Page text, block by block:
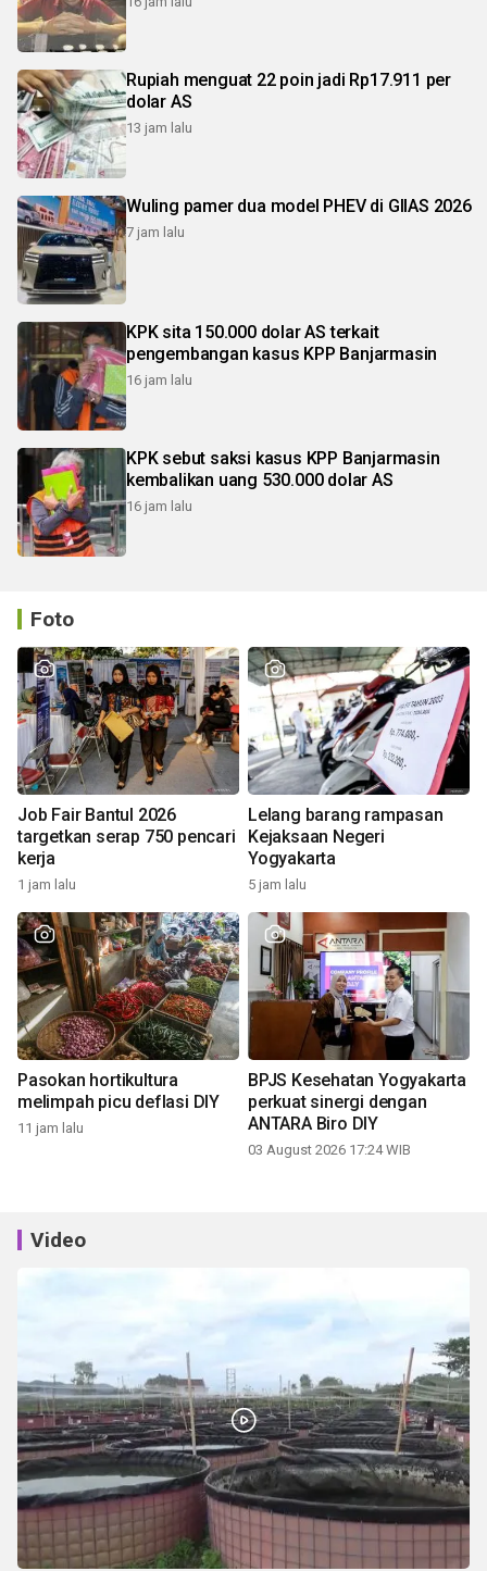
Rupiah menguat 22 poin jadi Rp17.911 per
dolar AS
13 jam lalu
Wuling pamer dua model PHEV di GIIAS 2026
7 jam lalu
KPK sita 150.000 dolar AS terkait
pengembangan kasus KPP Banjarmasin
16 jam lalu
KPK sebut saksi kasus KPP Banjarmasin
kembalikan uang 530.000 dolar AS
16 jam lalu
Foto
Job Fair Bantul 2026
targetkan serap 750 pencari
kerja
1 jam lalu
Lelang barang rampasan
Kejaksaan Negeri
Yogyakarta
5 jam lalu
Pasokan hortikultura
melimpah picu deflasi DIY
11 jam lalu
BPJS Kesehatan Yogyakarta
perkuat sinergi dengan
ANTARA Biro DIY
03 August 2026 17:24 WIB
Video